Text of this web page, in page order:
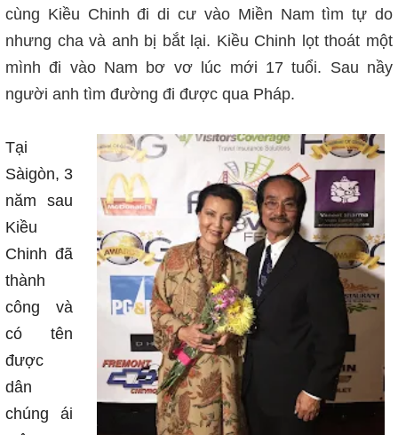
cùng Kiều Chinh đi di cư vào Miền Nam tìm tự do
nhưng cha và anh bị bắt lại. Kiều Chinh lọt thoát một
mình đi vào Nam bơ vơ lúc mới 17 tuổi. Sau nầy
người anh tìm đường đi được qua Pháp.
Tại
Sàigòn, 3
năm sau
Kiều
Chinh đã
thành
công và
có tên
được
dân
chúng ái